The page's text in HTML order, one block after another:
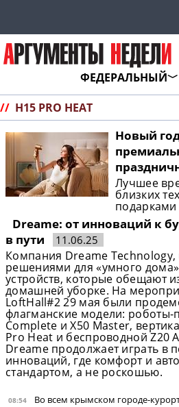
ФЕДЕРАЛЬНЫЙ
// H15 PRO HEAT
Новый
Лучшее
близких
Dreame: от инноваций к
в пути
11.06.25
Компания Dreame Technology,
решениями для «умного
устройств, которые обещают
домашней уборке. На
LoftHall#2 29 мая были
флагманские модели: роботы-
Complete и X50 Master,
Pro Heat и беспроводной Z20
Dreame продолжает играть в
инноваций, где комфорт и
стандартом, а не роскошью.
08:54 Во всем крымском городе-